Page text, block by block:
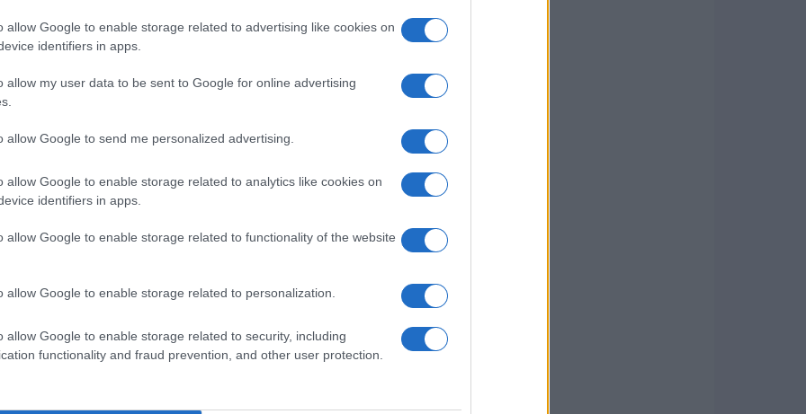
allow Google to enable storage related to advertising like cookies on
identifiers in apps.
allow my user data to be sent to Google for online advertising
allow Google to send me personalized advertising.
allow Google to enable storage related to analytics like cookies on
identifiers in apps.
allow Google to enable storage related to functionality of the website
allow Google to enable storage related to personalization.
allow Google to enable storage related to security, including
functionality and fraud prevention, and other user protection.
il sole sorge lentamente e illumina il
un’esperienza da fare almeno una volta nella
mozzafiato e vivere un momento di pura
speciali. Questa avventura ti permetterà di
di vista unico e indimenticabile.
nella Forra del Casco in Umbria è un’attività
ti porterà a esplorare gole profonde, scivoli
da guide esperte, potrai tuffarti nell’acqua
selvaggia. Un’esperienza unica che ti